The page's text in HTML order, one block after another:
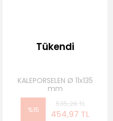
Tükendi
KALEPORSELEN Ø 11x135
mm
%15
535,26 TL
454,97 TL